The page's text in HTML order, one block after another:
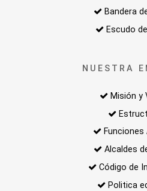
Bandera
Escudo
NUESTRA
Misión y
Funciones
Alcaldes
Código de
Politica